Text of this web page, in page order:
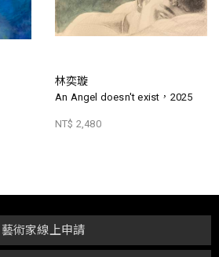
林奕璇
An Angel doesn't exist，2025
NT$ 2,480
藝術家線上申請